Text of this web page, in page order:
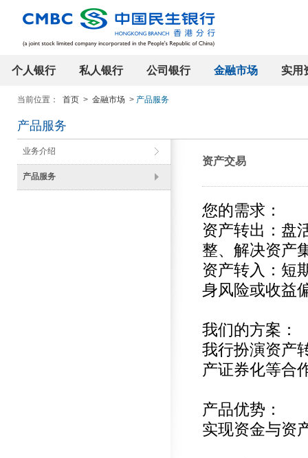
个人银行 私人银行 公司银行 金融市场 实用
当前位置： 首页 > 金融市场 > 产品服务
产品服务
业务介绍
产品服务
资产交易
您的需求：
资产转出：盘
整、解决资产
资产转入：短
身风险或收益
我们的方案：
我行扮演资产
产证券化等合
产品优势：
实现资金与资